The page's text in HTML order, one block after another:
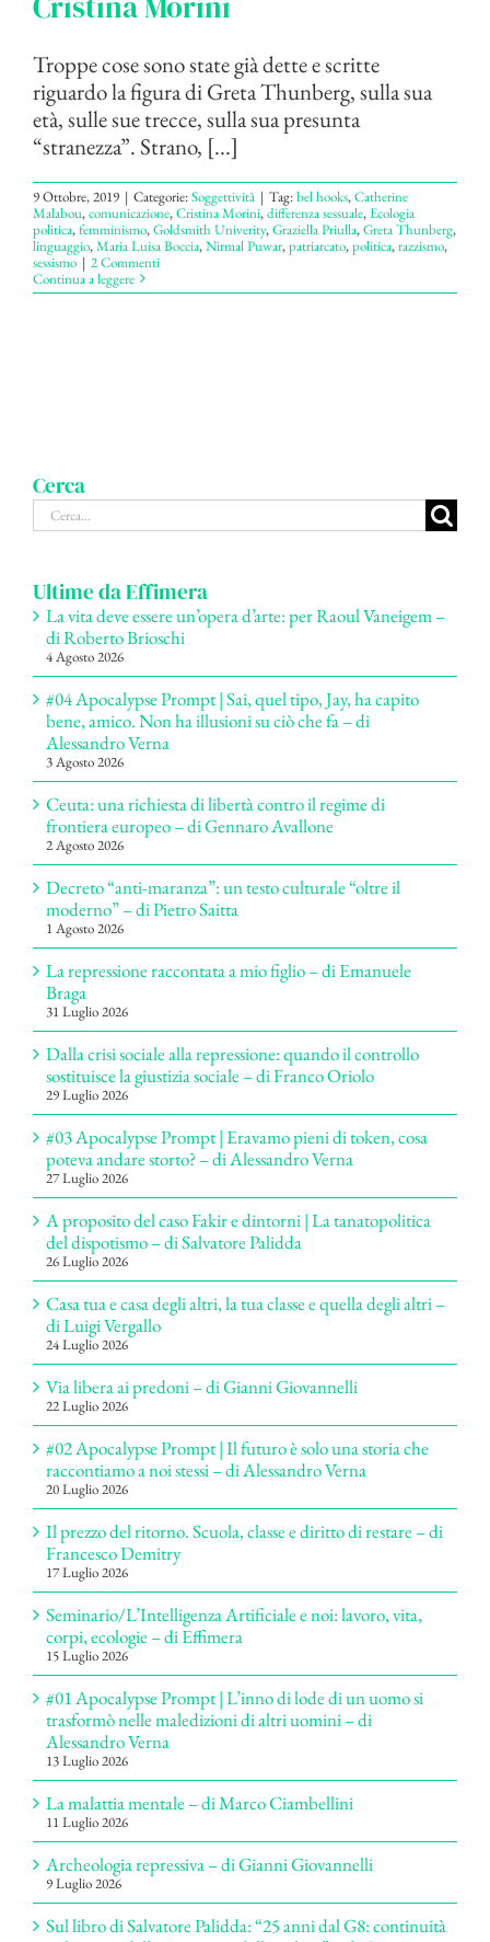
Troppe cose sono state già dette e scritte
riguardo la figura di Greta Thunberg, sulla sua
età, sulle sue trecce, sulla sua presunta
“stranezza”. Strano, [...]
9 Ottobre, 2019 | Categorie:Soggettività | Tag:bel hooks,Catherine
Malabou,comunicazione,Cristina Morini,differenza sessuale,Ecologia
politica,femminismo,Goldsmith Univerity,Graziella Priulla,Greta Thunberg,
linguaggio,Maria Luisa Boccia,Nirmal Puwar,patriarcato,politica,razzismo,
sessismo | 2 Commenti
Continua a leggere
Cerca
Cerca
per:
Ultime da Effimera
La vita deve essere un’opera d’arte: per Raoul Vaneigem –
di Roberto Brioschi
4 Agosto 2026
#04 Apocalypse Prompt | Sai, quel tipo, Jay, ha capito
bene, amico. Non ha illusioni su ciò che fa – di
Alessandro Verna
3 Agosto 2026
Ceuta: una richiesta di libertà contro il regime di
frontiera europeo – di Gennaro Avallone
2 Agosto 2026
Decreto “anti-maranza”: un testo culturale “oltre il
moderno” – di Pietro Saitta
1 Agosto 2026
La repressione raccontata a mio figlio – di Emanuele
Braga
31 Luglio 2026
Dalla crisi sociale alla repressione: quando il controllo
sostituisce la giustizia sociale – di Franco Oriolo
29 Luglio 2026
#03 Apocalypse Prompt | Eravamo pieni di token, cosa
poteva andare storto? – di Alessandro Verna
27 Luglio 2026
A proposito del caso Fakir e dintorni | La tanatopolitica
del dispotismo – di Salvatore Palidda
26 Luglio 2026
Casa tua e casa degli altri, la tua classe e quella degli altri –
di Luigi Vergallo
24 Luglio 2026
Via libera ai predoni – di Gianni Giovannelli
22 Luglio 2026
#02 Apocalypse Prompt | Il futuro è solo una storia che
raccontiamo a noi stessi – di Alessandro Verna
20 Luglio 2026
Il prezzo del ritorno. Scuola, classe e diritto di restare – di
Francesco Demitry
17 Luglio 2026
Seminario/L’Intelligenza Artificiale e noi: lavoro, vita,
corpi, ecologie – di Effimera
15 Luglio 2026
#01 Apocalypse Prompt | L’inno di lode di un uomo si
trasformò nelle maledizioni di altri uomini – di
Alessandro Verna
13 Luglio 2026
La malattia mentale – di Marco Ciambellini
11 Luglio 2026
Archeologia repressiva – di Gianni Giovannelli
9 Luglio 2026
Sul libro di Salvatore Palidda: “25 anni dal G8: continuità